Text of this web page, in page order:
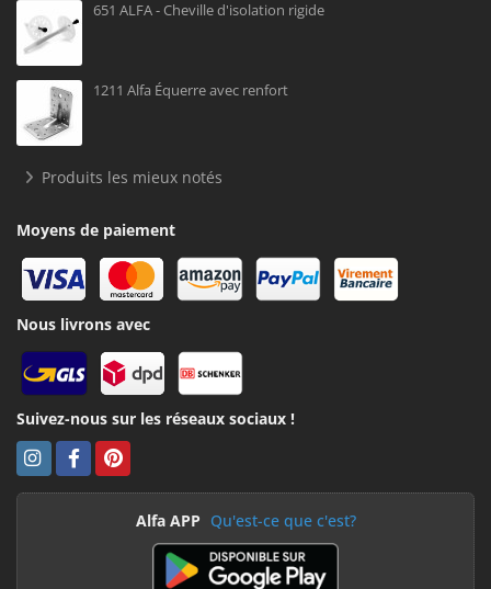
651 ALFA - Cheville d'isolation rigide
1211 Alfa Équerre avec renfort
Produits les mieux notés
Moyens de paiement
Nous livrons avec
Suivez-nous sur les réseaux sociaux !
Alfa APP Qu'est-ce que c'est?